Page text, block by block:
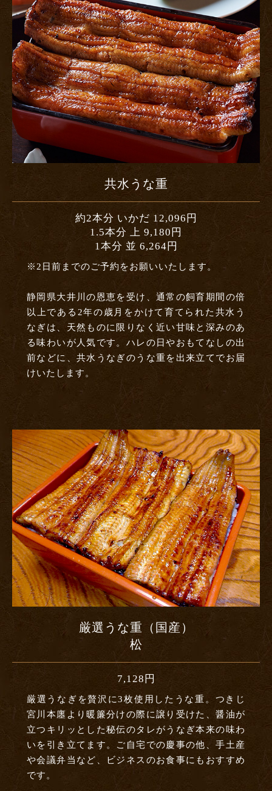
共水うな重
約2本分 いかだ 12,096円
1.5本分 上 9,180円
1本分 並 6,264円
※2日前までのご予約をお願いいたします。
静岡県大井川の恩恵を受け、通常の飼育期間の倍
以上である2年の歳月をかけて育てられた共水う
なぎは、天然ものに限りなく近い甘味と深みのあ
る味わいが人気です。ハレの日やおもてなしの出
前などに、共水うなぎのうな重を出来立てでお届
けいたします。
厳選うな重（国産）
松
7,128円
厳選うなぎを贅沢に3枚使用したうな重。 つきじ
宮川本廛より暖簾分けの際に譲り受けた、醤油が
立つキリッとした秘伝のタレがうなぎ本来の味わ
いを引き立てます。ご自宅での慶事の他、手土産
や会議弁当など、ビジネスのお食事にもおすすめ
です。